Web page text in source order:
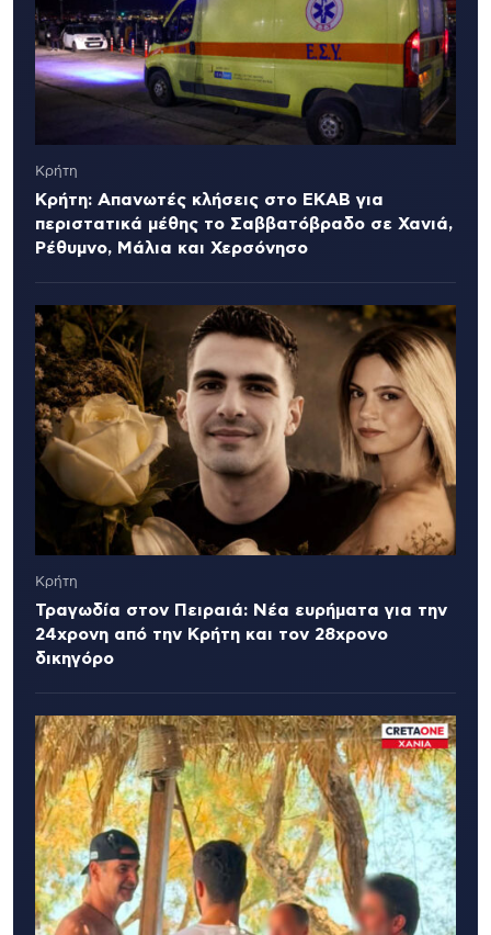
Κρήτη
Κρήτη: Απανωτές κλήσεις στο ΕΚΑΒ για
περιστατικά μέθης το Σαββατόβραδο σε Χανιά,
Ρέθυμνο, Μάλια και Χερσόνησο
Κρήτη
Τραγωδία στον Πειραιά: Νέα ευρήματα για την
24χρονη από την Κρήτη και τον 28χρονο
δικηγόρο